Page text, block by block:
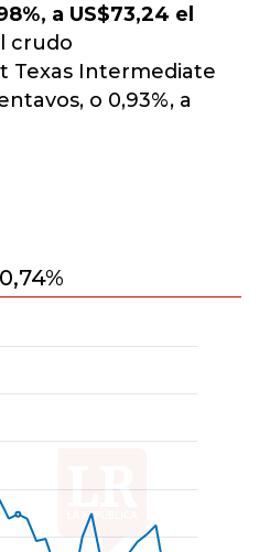
a US$73,24 el
crudo
Texas Intermediate
o 0,93%, a